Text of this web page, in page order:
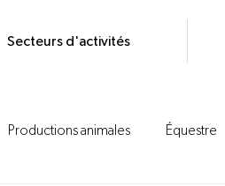
Secteurs d'activités
Productions animales Équestre